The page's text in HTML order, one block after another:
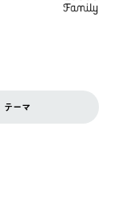
テーマ